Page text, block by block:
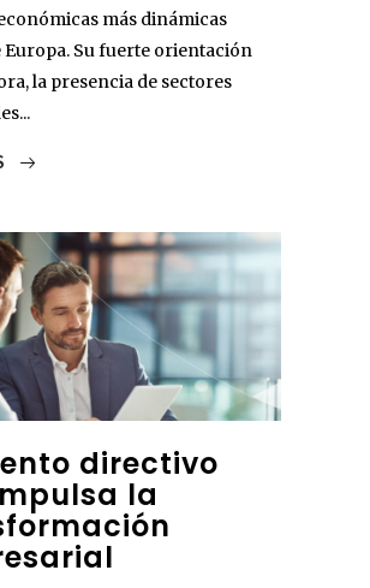
más dinámicas
Europa. Su fuerte orientación
la presencia de sectores
directivo
la